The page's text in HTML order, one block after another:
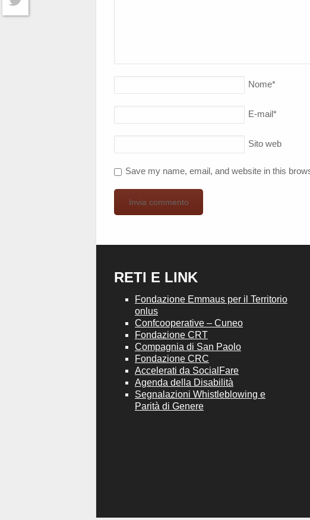
Nome*
E-mail*
Sito web
Save my name, email, and website in this
RETI E LINK
Fondazione Emmaus per il Territorio
onlus
Confcooperative – Cuneo
Fondazione CRT
Compagnia di San Paolo
Fondazione CRC
Accelerati da SocialFare
Agenda della Disabilità
Segnalazioni Whistleblowing e
Parità di Genere
Twitter